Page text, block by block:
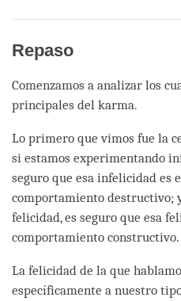
Repaso
Comenzamos a analizar los
principales del karma.
Lo primero que vimos fue la
si estamos experimentando
seguro que esa infelicidad es
comportamiento destructivo;
felicidad, es seguro que esa
comportamiento constructivo.
La felicidad de la que
específicamente a nuestro